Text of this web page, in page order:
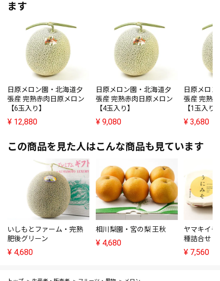
ます
日原メロン園・北海道夕
張産 完熟赤肉日原メロン
【6玉入り】
¥ 12,880
日原メロン園・北海道夕
張産 完熟赤肉日原メロン
【4玉入り】
¥ 9,080
日原メロ
張産 完熟
【1玉入り
¥ 3,680
この商品を見た人はこんな商品も見ています
いしもとファーム・完熟
肥後グリーン
¥ 4,680
相川梨園・宮の梨 王秋
¥ 4,680
ヤマキイ
種詰合せ
¥ 7,560